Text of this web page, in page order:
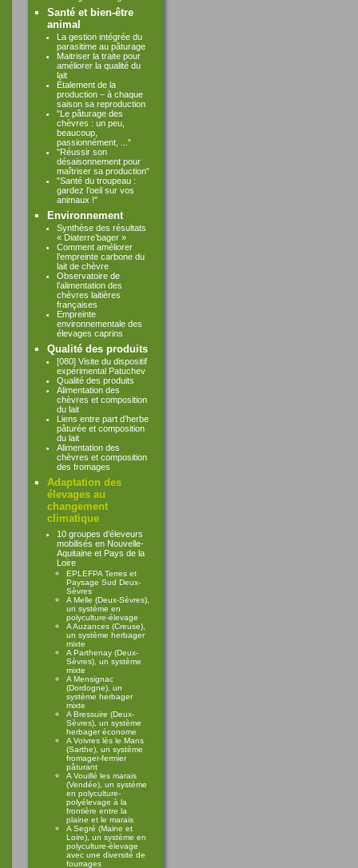
Santé et bien-être
animal
La gestion intégrée du
parasitime au pâturage
Maitriser la traite pour
améliorer la qualité du
lait
Étalement de la
production – à chaque
saison sa reproduction
"Le pâturage des
chèvres : un peu,
beaucoup,
passionnément, ..."
"Réussir son
désaisonnement pour
maîtriser sa production"
"Santé du troupeau :
gardez l’oeil sur vos
animaux !"
Environnement
Synthèse des résultats
« Diaterre’bager »
Comment améliorer
l’empreinte carbone du
lait de chèvre
Observatoire de
l’alimentation des
chèvres laitières
françaises
Empreinte
environnementale des
élevages caprins
Qualité des produits
[080] Visite du dispositif
expérimental Patuchev
Qualité des produits
Alimentation des
chèvres et composition
du lait
Liens entre part d’herbe
pâturée et composition
du lait
Alimentation des
chèvres et composition
des fromages
Adaptation des
élevages au
changement
climatique
10 groupes d’éleveurs
mobilisés en Nouvelle-
Aquitaine et Pays de la
Loire
EPLEFPA Terres et
Paysage Sud Deux-
Sèvres
A Melle (Deux-Sèvres),
un système en
polyculture-élevage
A Auzances (Creuse),
un système herbager
mixte
A Parthenay (Deux-
Sèvres), un système
mixte
A Mensignac
(Dordogne), un
système herbager
mixte
A Bressuire (Deux-
Sèvres), un système
herbager économe
A Voivres lès le Mans
(Sarthe), un système
fromager-fermier
pâturant
A Vouillé les marais
(Vendée), un système
en polyculture-
polyélevage à la
frontière entre la
plaine et le marais
A Segré (Maine et
Loire), un système en
polyculture-élevage
avec une diversité de
fourrages